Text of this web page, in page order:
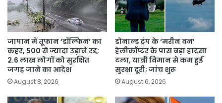
जापान में तूफान ‘डॉल्फिन’ का
कहर, 500 से ज्यादा उड़ानें रद्द;
2.6 लाख लोगों को सुरक्षित
जगह जाने का आदेश
August 8, 2026
डोनाल्ड ट्रंप के ‘मरीन वन’
हेलीकॉप्टर के पास बड़ा हादसा
टला, यात्री विमान से कम हुई
सुरक्षा दूरी; जांच शुरू
August 6, 2026